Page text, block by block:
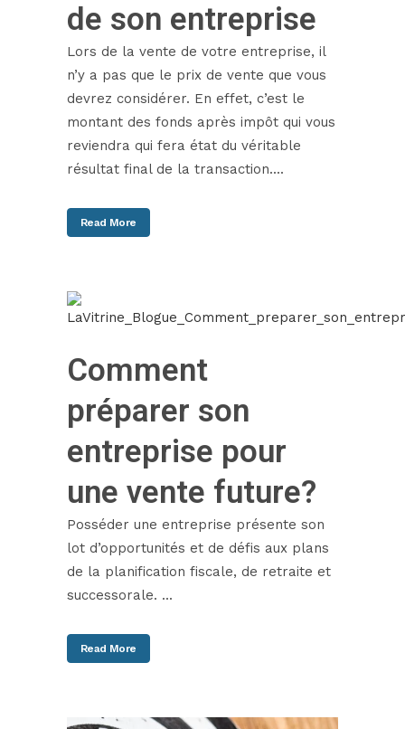
de son entreprise
Lors de la vente de votre entreprise, il
n’y a pas que le prix de vente que vous
devrez considérer. En effet, c’est le
montant des fonds après impôt qui vous
reviendra qui fera état du véritable
résultat final de la transaction....
Read More
Comment
préparer son
entreprise pour
une vente future?
Posséder une entreprise présente son
lot d’opportunités et de défis aux plans
de la planification fiscale, de retraite et
successorale. ...
Read More